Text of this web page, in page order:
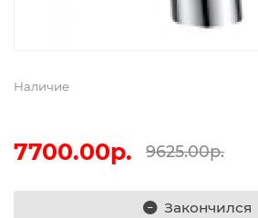
Наличие
7700.00р. 9625.00р.
Закончился